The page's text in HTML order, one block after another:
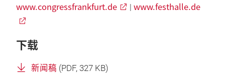
www.congressfrankfurt.de | www.festhalle.de
下载
新闻稿 (PDF, 327 KB)